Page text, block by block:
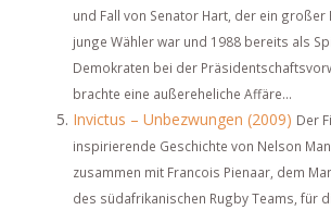
und Fall von Senator Hart, der ein
junge Wähler war und 1988 bereits als
Demokraten bei der
brachte eine außereheliche Affäre...
Invictus – Unbezwungen (2009) Der
inspirierende Geschichte von Nelson
zusammen mit Francois Pienaar, dem
des südafrikanischen Rugby Teams, für